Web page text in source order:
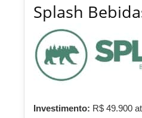
Splash
Investimento: R$ 49.900